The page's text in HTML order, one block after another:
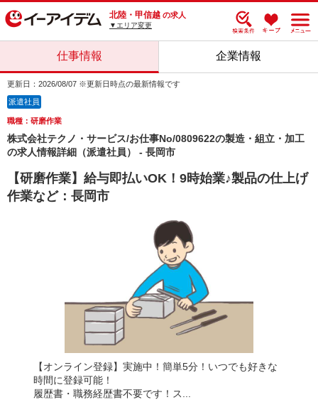
北陸・甲信越 の求人
▼エリア変更
仕事情報 企業情報
更新日：2026/08/07 ※更新日時点の最新情報です
派遣社員
職種：研磨作業
株式会社テクノ・サービス/お仕事No/0809622の製造・組立・加工
の求人情報詳細（派遣社員） - 長岡市
【研磨作業】給与即払いOK！9時始業♪製品の仕上げ
作業など：長岡市
【オンライン登録】実施中！簡単5分！いつでも好きな
時間に登録可能！
履歴書・職務経歴書不要です！ス...